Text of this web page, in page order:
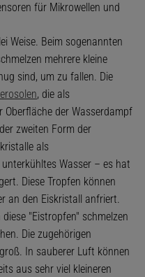
für Mikrowellen und
Weise. Beim sogenannten
mehrere kleine
sind, um zu fallen. Die
, die als
Oberfläche der Wasserdampf
zweiten Form der
als
Wasser – es hat
Diese Tropfen können
an den Eiskristall anfriert.
"Eistropfen" schmelzen
Die zugehörigen
In sauberer Luft können
aus sehr viel kleineren